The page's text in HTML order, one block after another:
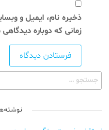
ذخیره نام، ایمیل و
زمانی که دوباره